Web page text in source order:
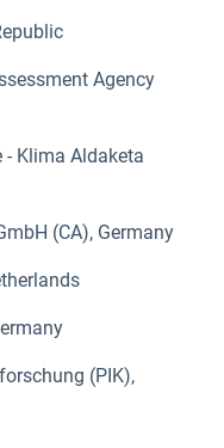
Agency
- Klima Aldaketa
(CA), Germany
(PIK),